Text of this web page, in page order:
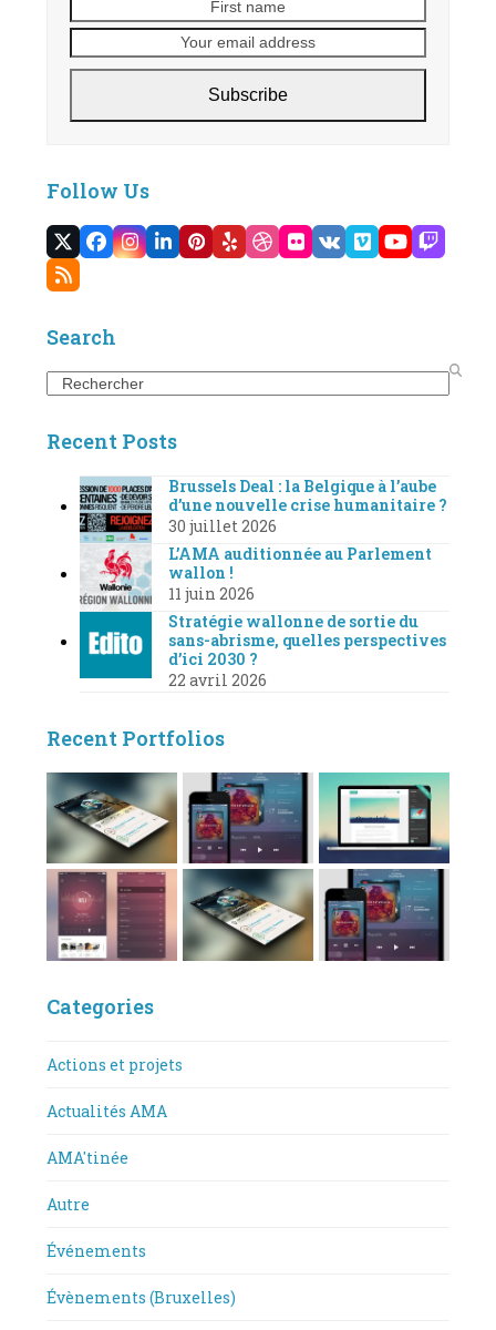
name
email
Subscribe
Follow Us
Twitter
(deprecated)
Facebook
Instagram
LinkedIn
Pinterest
YelpDribbble
Flickr
VKVimeoYouTube
RSS
Search
Search
Recent Posts
Brussels Deal : la Belgique à l’aube
d’une nouvelle crise humanitaire ?
30 juillet 2026
L’AMA auditionnée au Parlement
wallon !
11 juin 2026
Stratégie wallonne de sortie du
sans-abrisme, quelles perspectives
d’ici 2030 ?
22 avril 2026
Recent Portfolios
Categories
Actions et projets
Actualités AMA
AMA'tinée
Autre
Événements
Évènements (Bruxelles)